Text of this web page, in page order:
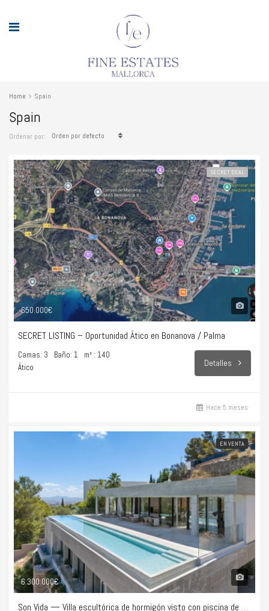
Home Spain
Spain
Ordenar por: Orden por defecto
SECRET DEAL
650.000€
SECRET LISTING – Oportunidad Ático en Bonanova / Palma
Camas: 3 Baño: 1
m² : 140
Ático
Detalles
Hace 5 meses
EN VENTA
6.300.000€
Son Vida — Villa escultórica de hormigón visto con piscina de 28 m